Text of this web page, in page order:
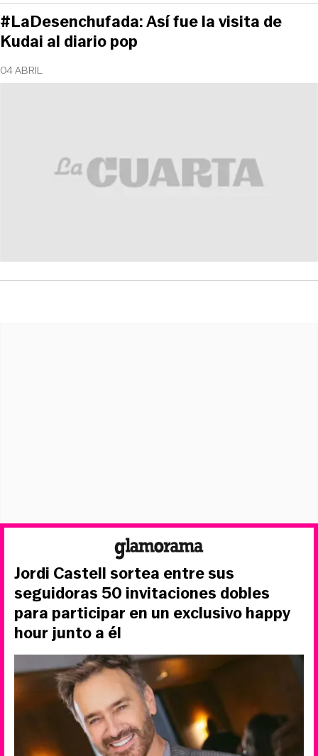
04 ABRIL
#LaDesenchufada: Así fue la visita de
Kudai al diario pop
Jordi Castell sortea entre sus
seguidoras 50 invitaciones dobles
para participar en un exclusivo happy
hour junto a él